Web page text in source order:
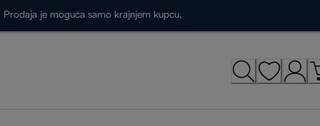
je moguća samo krajnjem kupcu.